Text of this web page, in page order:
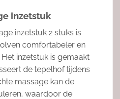
inzetstuk
inzetstuk 2 stuks is
comfortabeler en
inzetstuk is gemaakt
de tepelhof tijdens
massage kan de
waardoor de